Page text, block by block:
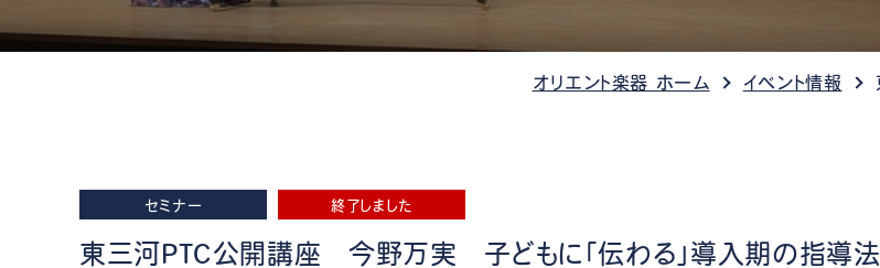
オリエント楽器 ホーム イベント情報
セミナー 終了しました
東三河PTC公開講座 今野万実 子どもに「伝わる」導入期の指導法